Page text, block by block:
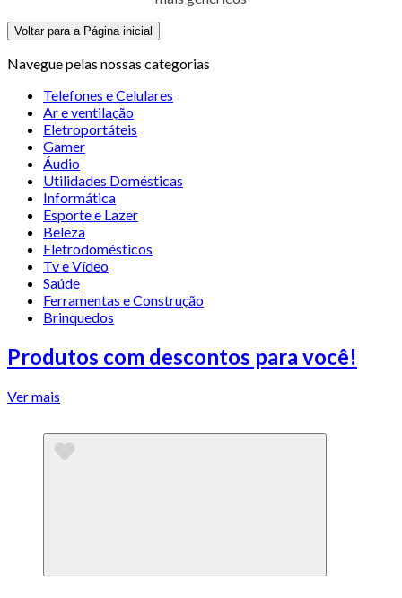
Voltar para a Página inicial
Navegue pelas nossas categorias
Telefones e Celulares
Ar e ventilação
Eletroportáteis
Gamer
Áudio
Utilidades Domésticas
Informática
Esporte e Lazer
Beleza
Eletrodomésticos
Tv e Vídeo
Saúde
Ferramentas e Construção
Brinquedos
Produtos com descontos para você!
Ver mais